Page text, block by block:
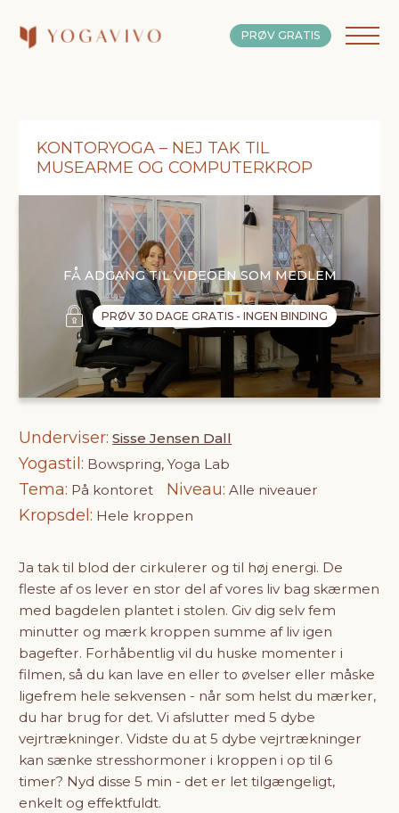
PRØV GRATIS
KONTORYOGA – NEJ TAK TIL
MUSEARME OG COMPUTERKROP
FÅ ADGANG TIL VIDEOEN SOM MEDLEM
PRØV 30 DAGE GRATIS - INGEN BINDING
Underviser Sisse Jensen Dall
Yogastil Bowspring, Yoga Lab
Tema På kontoret Niveau Alle niveauer
Kropsdel Hele kroppen
Ja tak til blod der cirkulerer og til høj energi. De
fleste af os lever en stor del af vores liv bag skærmen
med bagdelen plantet i stolen. Giv dig selv fem
minutter og mærk kroppen summe af liv igen
bagefter. Forhåbentlig vil du huske momenter i
filmen, så du kan lave en eller to øvelser eller måske
ligefrem hele sekvensen - når som helst du mærker,
du har brug for det. Vi afslutter med 5 dybe
vejrtrækninger. Vidste du at 5 dybe vejrtrækninger
kan sænke stresshormoner i kroppen i op til 6
timer? Nyd disse 5 min - det er let tilgængeligt,
enkelt og effektfuldt.